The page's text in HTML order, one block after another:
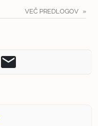
VEČ PREDLOGOV